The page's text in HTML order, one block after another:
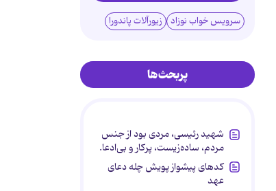
سرویس خواب نوزاد زیورآلات پاندورا
پربحث‌ها
شهید رئیسی، مردی بود از جنس
مردم، ساده‌زیست، پرکار و بی‌ادعا.
کدهای پیشواز پویش چله دعای
عهد